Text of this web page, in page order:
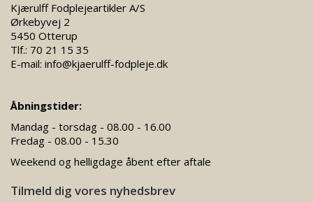
Kjærulff Fodplejeartikler A/S
Ørkebyvej 2
5450 Otterup
Tlf.: 70 21 15 35
E-mail: info@kjaerulff-fodpleje.dk
Åbningstider:
Mandag - torsdag - 08.00 - 16.00
Fredag - 08.00 - 15.30
Weekend og helligdage åbent efter aftale
Tilmeld dig vores nyhedsbrev